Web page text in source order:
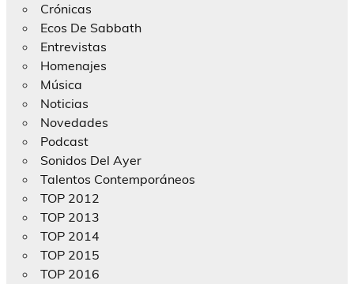
Crónicas
Ecos De Sabbath
Entrevistas
Homenajes
Música
Noticias
Novedades
Podcast
Sonidos Del Ayer
Talentos Contemporáneos
TOP 2012
TOP 2013
TOP 2014
TOP 2015
TOP 2016